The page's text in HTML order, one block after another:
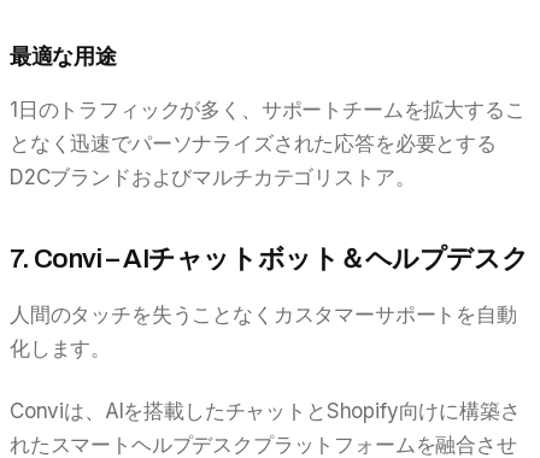
最適な用途
1日のトラフィックが多く、サポートチームを拡大するこ
となく迅速でパーソナライズされた応答を必要とする
D2Cブランドおよびマルチカテゴリストア。
7. Convi – AIチャットボット＆ヘルプデスク
人間のタッチを失うことなくカスタマーサポートを自動
化します。
Conviは、AIを搭載したチャットとShopify向けに構築さ
れたスマートヘルプデスクプラットフォームを融合させ